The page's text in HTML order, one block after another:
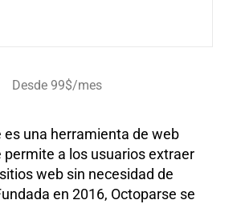
Desde 99$/mes
es una herramienta de web
permite a los usuarios extraer
web sin necesidad de
en 2016, Octoparse se